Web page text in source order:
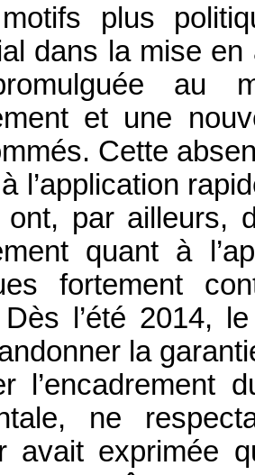
motifs plus
dans la mise
au
et une
Cette
l’application
ont, par ailleurs,
quant à
fortement
l’été 2014,
la
ne
avait exprimée